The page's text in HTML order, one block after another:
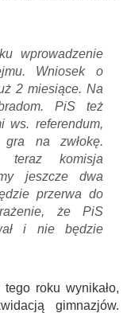
wprowadzenie
Wniosek o
2 miesiące. Na
PiS też
ws. referendum,
na zwłokę.
komisja
jeszcze dwa
przerwa do
że PiS
i nie będzie
roku wynikało,
gimnazjów.